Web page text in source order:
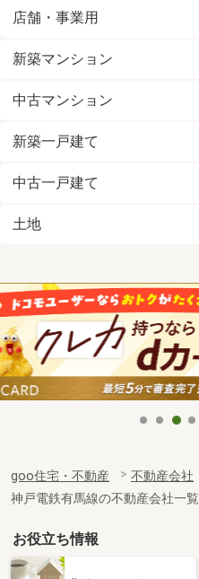
店舗・事業用
新築マンション
中古マンション
新築一戸建て
中古一戸建て
土地
goo住宅・不動産 不動産会社
神戸電鉄有馬線の不動産会社一覧
お役立ち情報